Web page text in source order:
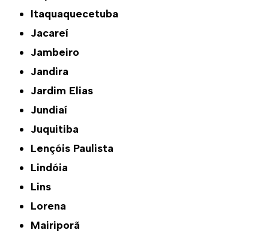
Itaquaquecetuba
Jacareí
Jambeiro
Jandira
Jardim Elias
Jundiaí
Juquitiba
Lençóis Paulista
Lindóia
Lins
Lorena
Mairiporã